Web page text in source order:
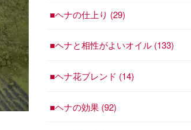
■ヘナの仕上り (29)
■ヘナと相性がよいオイル (133)
■ヘナ花ブレンド (14)
■ヘナの効果 (92)